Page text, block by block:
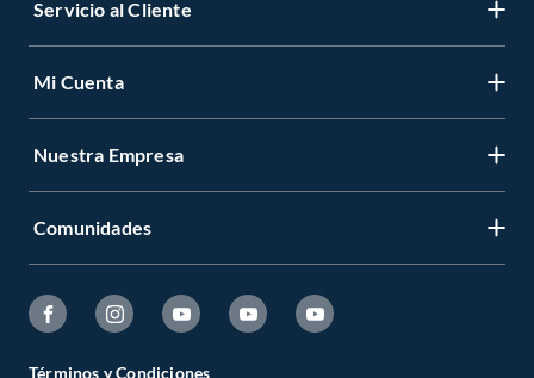
Servicio al Cliente
Mi Cuenta
Nuestra Empresa
Comunidades
Términos y Condiciones